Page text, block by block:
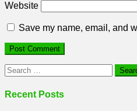
Website
Save my name, email, and
Search
for:
Recent Posts